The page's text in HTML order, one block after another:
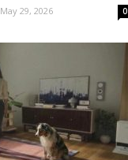
May 29, 2026 0